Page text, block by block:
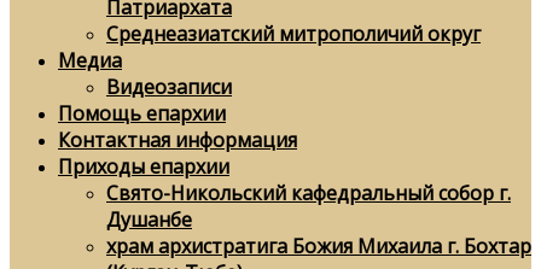
Патриархата
Среднеазиатский митрополичий округ
Медиа
Видеозаписи
Помощь епархии
Контактная информация
Приходы епархии
Свято-Никольский кафедральный собор г.
Душанбе
храм архистратига Божия Михаила г. Бохтар